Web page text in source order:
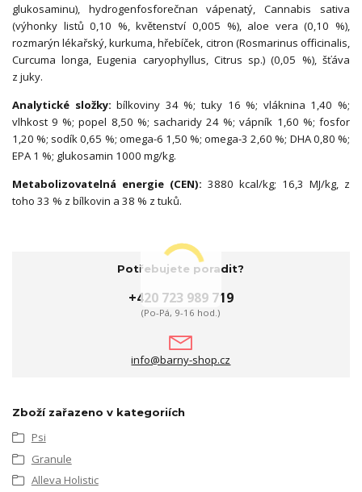
glukosaminu), hydrogenfosforečnan vápenatý, Cannabis sativa
(výhonky listů 0,10 %, květenství 0,005 %), aloe vera (0,10 %),
rozmarýn lékařský, kurkuma, hřebíček, citron (Rosmarinus officinalis,
Curcuma longa, Eugenia caryophyllus, Citrus sp.) (0,05 %), šťáva
z juky.
Analytické složky: bílkoviny 34 %; tuky 16 %; vláknina 1,40 %;
vlhkost 9 %; popel 8,50 %; sacharidy 24 %; vápník 1,60 %; fosfor
1,20 %; sodík 0,65 %; omega-6 1,50 %; omega-3 2,60 %; DHA 0,80 %;
EPA 1 %; glukosamin 1000 mg/kg.
Metabolizovatelná energie (CEN): 3880 kcal/kg; 16,3 MJ/kg, z
toho 33 % z bílkovin a 38 % z tuků.
Potřebujete poradit?
+420 723 989 719
(Po-Pá, 9-16 hod.)
info@barny-shop.cz
Zboží zařazeno v kategoriích
Psi
Granule
Alleva Holistic